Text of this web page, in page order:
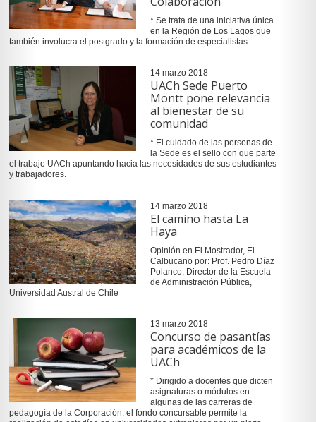
* Se trata de una iniciativa única
en la Región de Los Lagos que
también involucra el postgrado y la formación de especialistas.
14 marzo 2018
UACh Sede Puerto
Montt pone relevancia
al bienestar de su
comunidad
* El cuidado de las personas de
la Sede es el sello con que parte
el trabajo UACh apuntando hacia las necesidades de sus estudiantes
y trabajadores.
14 marzo 2018
El camino hasta La
Haya
Opinión en El Mostrador, El
Calbucano por: Prof. Pedro Díaz
Polanco, Director de la Escuela
de Administración Pública,
Universidad Austral de Chile
13 marzo 2018
Concurso de pasantías
para académicos de la
UACh
* Dirigido a docentes que dicten
asignaturas o módulos en
algunas de las carreras de
pedagogía de la Corporación, el fondo concursable permite la